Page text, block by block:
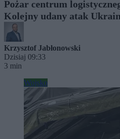
Pożar centrum
Kolejny udany atak
Krzysztof Jabłonowski
Dzisiaj 09:33
3 min
Wojsko